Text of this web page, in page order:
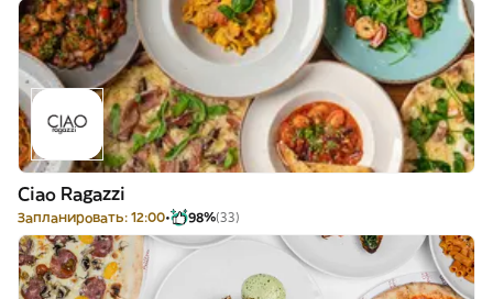
Ciao Ragazzi
Запланировать: 12:00 98%(33)